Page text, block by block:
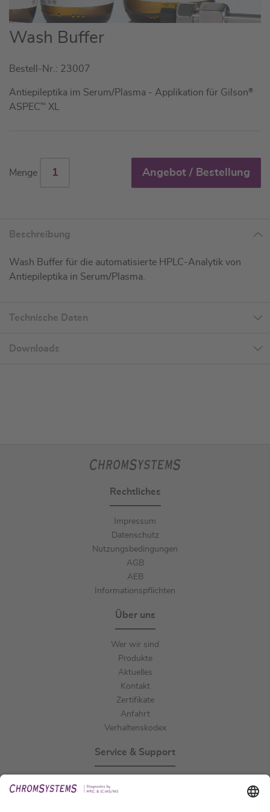
Zum
Anfang
Bildgalerie
springen
Wash Buffer
Bestell-Nr.: 23007
Antiepileptika im Serum/Plasma - Applikation für Gilson®
ASPEC™ XL
Menge Angebot / Bestellung
Beschreibung
Wash Buffer für die automatisierte HPLC-Analytik von
Antiepileptika in Serum/Plasma.
Technische Daten
Downloads
Rechtliches
Impressum
Datenschutz
Nutzungsbedingungen
AGB
AEB
Informationspflichten
Über uns
Wer wir sind
Produkte
Aktuelles
Kontakt
Zertifikate
Anfahrt
Verhaltenskodex
Service & Support